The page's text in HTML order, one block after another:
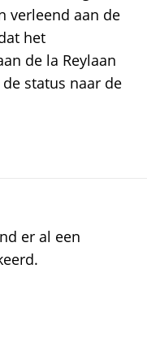
verleend aan de
het
de la Reylaan
status naar de
er al een